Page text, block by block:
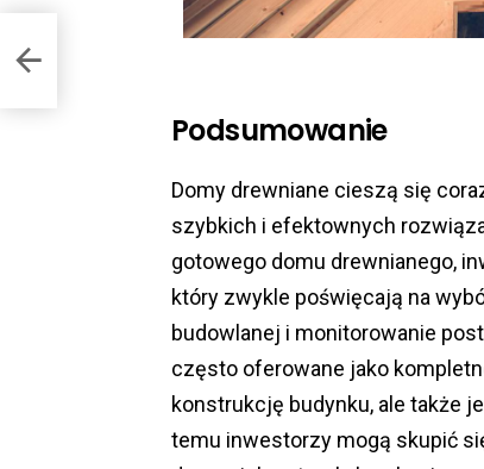
Podsumowanie
Domy drewniane cieszą się
szybkich i efektownych
gotowego domu drewnianego,
który zwykle poświęcają na
budowlanej i monitorowanie
często oferowane jako
konstrukcję budynku, ale także
temu inwestorzy mogą skupić